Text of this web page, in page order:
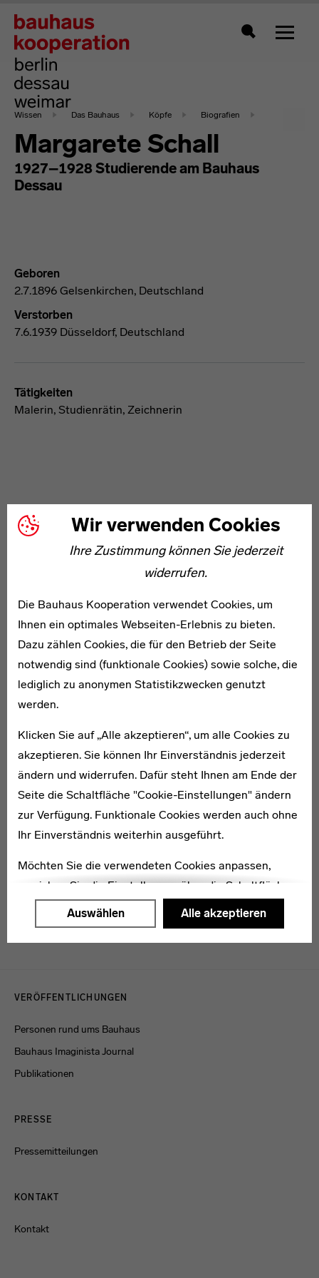
Wir verwenden Cookies
Ihre Zustimmung können Sie jederzeit
widerrufen.
Die Bauhaus Kooperation verwendet Cookies, um
Ihnen ein optimales Webseiten-Erlebnis zu bieten.
Dazu zählen Cookies, die für den Betrieb der Seite
notwendig sind (funktionale Cookies) sowie solche, die
lediglich zu anonymen Statistikzwecken genutzt
werden.
Klicken Sie auf „Alle akzeptieren“, um alle Cookies zu
akzeptieren. Sie können Ihr Einverständnis jederzeit
ändern und widerrufen. Dafür steht Ihnen am Ende der
Seite die Schaltfläche "Cookie-Einstellungen" ändern
zur Verfügung. Funktionale Cookies werden auch ohne
Ihr Einverständnis weiterhin ausgeführt.
Möchten Sie die verwendeten Cookies anpassen,
erreichen Sie die Einstellungen über die Schaltfläche
"Auswählen".
Auswählen Alle akzeptieren
Zeigt
Wissen Das Bauhaus Köpfe Biografien
Margarete Schall
1927–1928 Studierende am Bauhaus
Dessau
Geboren
2.7.1896 Gelsenkirchen, Deutschland
Verstorben
7.6.1939 Düsseldorf, Deutschland
Tätigkeiten
Malerin, Studienrätin, Zeichnerin
Fritz Ahlfeld
Otti Berger
1898–1944
Weberei. Später eröffnete sie in Berlin ihr eigenes
„Textil-Atelier“, erhielt als Jüdin aber bald Berufsverbot.
Otti Berger starb 1944 in Auschwitz.
Ernst Jacobs
* 1911
VERÖFFENTLICHUNGEN
Personen rund ums Bauhaus
Bauhaus Imaginista Journal
Publikationen
PRESSE
Pressemitteilungen
KONTAKT
Kontakt